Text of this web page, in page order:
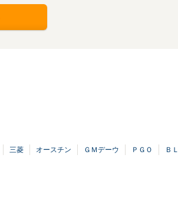
三菱 オースチン ＧＭデーウ ＰＧＯ ＢＬ